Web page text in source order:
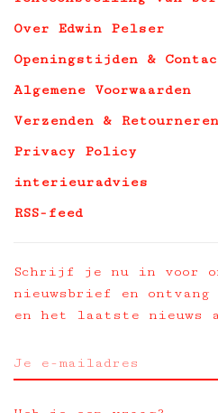
Over Edwin Pelser
Openingstijden &
Algemene Voorwaarden
Verzenden & Retourneren
Privacy Policy
interieuradvies
RSS-feed
Schrijf je nu in voor
nieuwsbrief en ontvang
en het laatste nieuws